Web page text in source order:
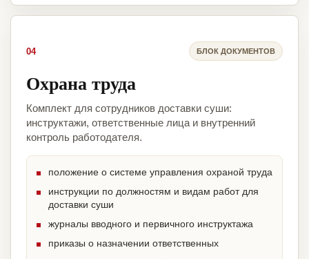
04 БЛОК ДОКУМЕНТОВ
Охрана труда
Комплект для сотрудников доставки суши:
инструктажи, ответственные лица и внутренний
контроль работодателя.
положение о системе управления охраной труда
инструкции по должностям и видам работ для
доставки суши
журналы вводного и первичного инструктажа
приказы о назначении ответственных